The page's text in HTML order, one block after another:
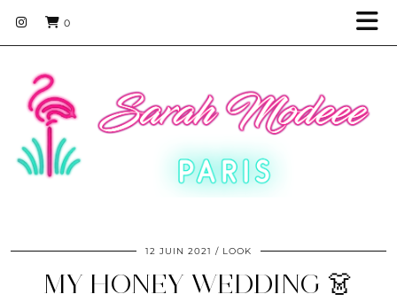
0
12 JUIN 2021 LOOK
MY HONEY WEDDING 👗